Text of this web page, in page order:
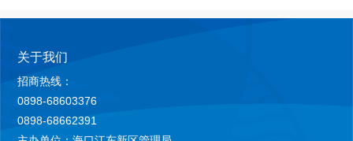
关于我们
招商热线：
0898-68603376
0898-68662391